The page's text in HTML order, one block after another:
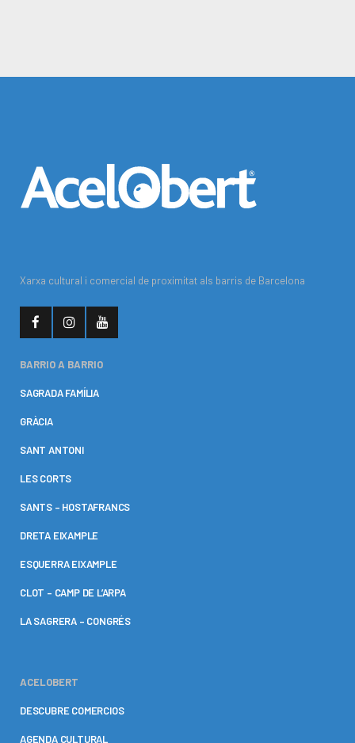
Xarxa cultural i comercial de proximitat als barris de Barcelona
BARRIO A BARRIO
SAGRADA FAMÍLIA
GRÀCIA
SANT ANTONI
LES CORTS
SANTS – HOSTAFRANCS
DRETA EIXAMPLE
ESQUERRA EIXAMPLE
CLOT – CAMP DE L’ARPA
LA SAGRERA – CONGRÉS
ACELOBERT
DESCUBRE COMERCIOS
AGENDA CULTURAL